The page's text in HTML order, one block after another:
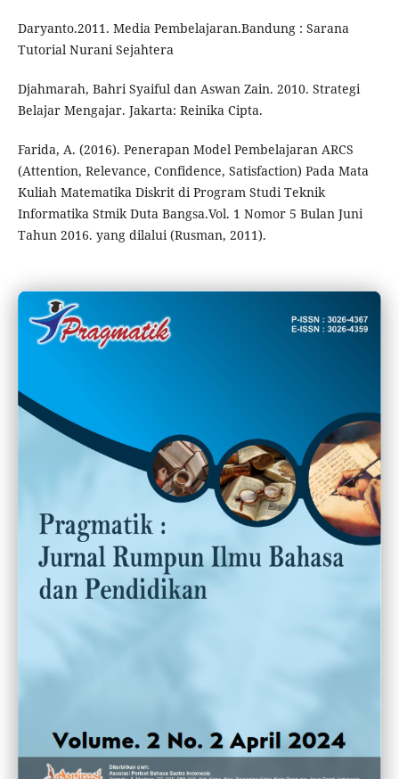
Daryanto.2011. Media Pembelajaran.Bandung : Sarana
Tutorial Nurani Sejahtera
Djahmarah, Bahri Syaiful dan Aswan Zain. 2010. Strategi
Belajar Mengajar. Jakarta: Reinika Cipta.
Farida, A. (2016). Penerapan Model Pembelajaran ARCS
(Attention, Relevance, Confidence, Satisfaction) Pada Mata
Kuliah Matematika Diskrit di Program Studi Teknik
Informatika Stmik Duta Bangsa.Vol. 1 Nomor 5 Bulan Juni
Tahun 2016. yang dilalui (Rusman, 2011).